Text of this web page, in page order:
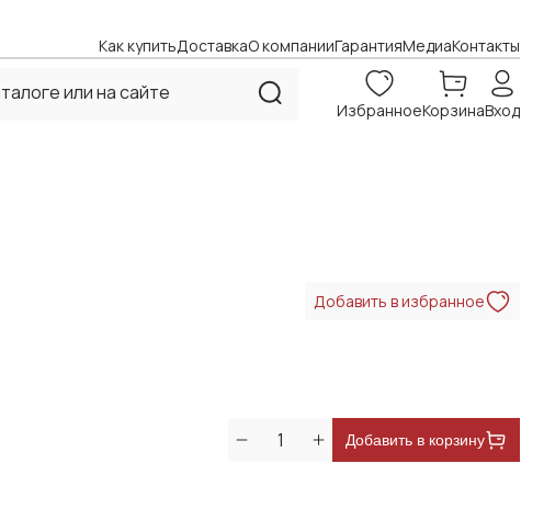
Как купитьДоставкаО компанииГарантияМедиаКонтакты
ИзбранноеКорзинаВход
Добавить в избранное
Добавить в корзину